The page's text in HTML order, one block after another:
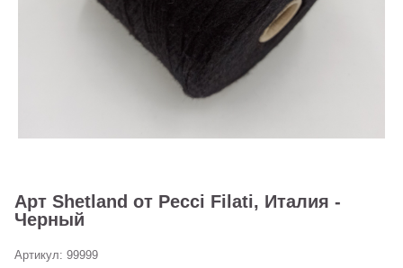
Арт Shetland от Pecci Filati, Италия -
Черный
Артикул: 99999